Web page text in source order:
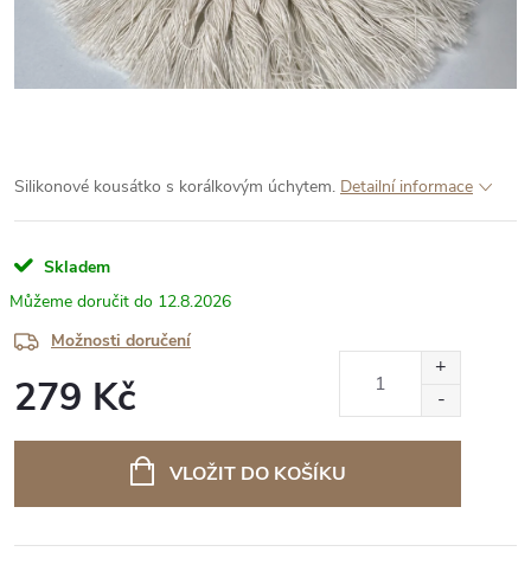
Silikonové kousátko s korálkovým úchytem. Detailní informace
Skladem
12.8.2026
Možnosti doručení
279 Kč
VLOŽIT DO KOŠÍKU